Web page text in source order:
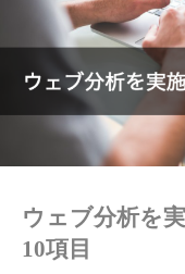
ウェブ分析を
10項目